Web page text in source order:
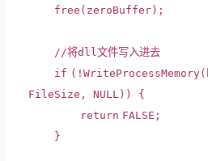
free(zeroBuffer);
//将dll文件写入进去
if
FileSize, NULL)) {
return FALSE;
}